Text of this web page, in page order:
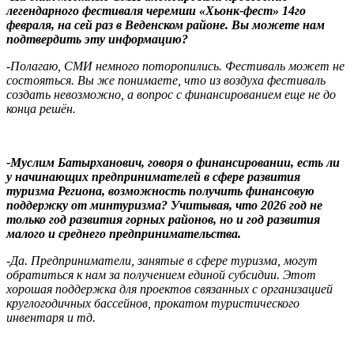
легендарного фестиваля черемши «Хьонк-фест» 14го
февраля, на сей раз в Веденском районе. Вы можете нам
подтвердить эту информацию?
-Полагаю, СМИ немного поторопились. Фестиваль может не
состояться. Вы же понимаете, что из воздуха фестиваль
создать невозможно, а вопрос с финансированием еще не до
конца решён.
-Муслим Батырханович, говоря о финансировании, есть ли
у начинающих предпринимателей в сфере развития
туризма Региона, возможность получить финансовую
поддержку от минтуризма? Учитывая, что 2026 год не
только год развития горных районов, но и год развития
малого и среднего предпринимательства.
-Да. Предприниматели, занятые в сфере туризма, могут
обратиться к нам за получением единой субсидии. Этот
хорошая поддержка для проектов связанных с организацией
круглогодичных бассейнов, прокатом туристического
инвентаря и тд.